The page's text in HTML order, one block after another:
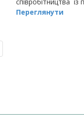
галузі.
Переглянути